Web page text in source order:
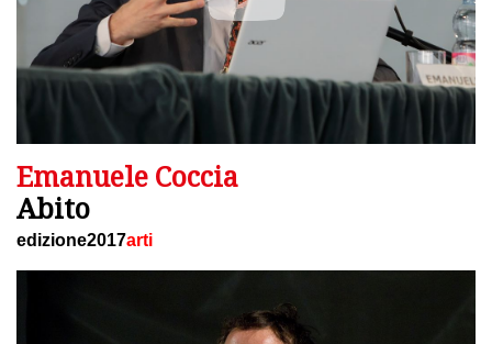
Emanuele Coccia
Abito
edizione2017arti